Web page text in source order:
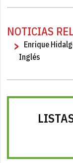
NOTICIAS
Enrique
Inglés